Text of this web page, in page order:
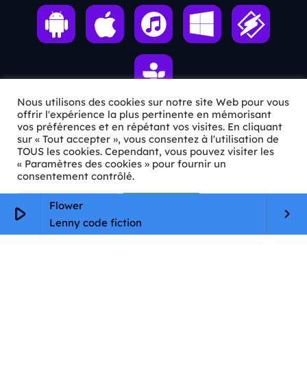
play_arrow
Flower
Lenny code fiction
keyboard_arrow_right
ℹ️ INFOS PRATIQUES
✉️Contact
🦊Qui sommes-nous ?
📄
Mentions légales
Nous utilisons des cookies sur notre site Web pour vous
offrir l'expérience la plus pertinente en mémorisant
vos préférences et en répétant vos visites. En cliquant
sur « Tout accepter », vous consentez à l'utilisation de
TOUS les cookies. Cependant, vous pouvez visiter les
« Paramètres des cookies » pour fournir un
consentement contrôlé.
Paramètres Cookie